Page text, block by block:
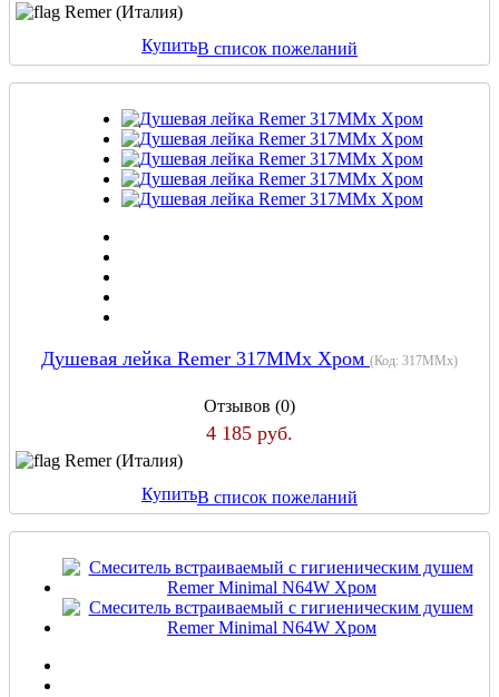
Remer (Италия)
КупитьВ список пожеланий
Душевая лейка Remer 317MMx Хром (Код: 317MMx)
Отзывов (0)
4 185 руб.
Remer (Италия)
КупитьВ список пожеланий